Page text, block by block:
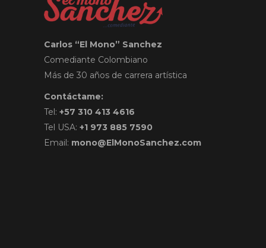
Carlos “El Mono” Sanchez
Comediante Colombiano
Más de 30 años de carrera artística
Contáctame:
Tel: +57 310 413 4616
Tel USA: +1 973 885 7590
Email: mono@ElMonoSanchez.com